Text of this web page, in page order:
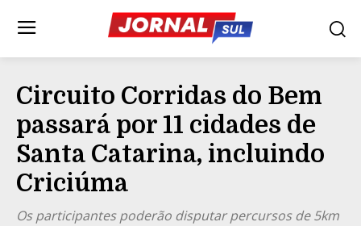
Circuito Corridas do Bem
passará por 11 cidades de
Santa Catarina, incluindo
Criciúma
Os participantes poderão disputar percursos de 5km